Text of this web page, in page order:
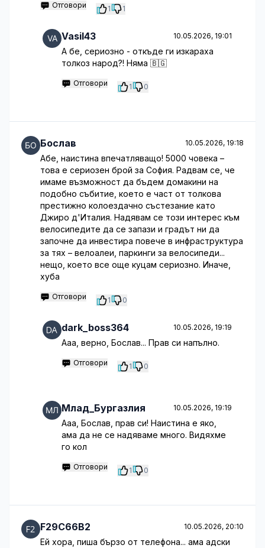
Отговори 1 1
Vasil43 10.05.2026, 19:01
А бе, сериозно - откъде ги изкараха
толкоз народ?! Няма 🇧🇬
Отговори 1 0
Бослав 10.05.2026, 19:18
Абе, наистина впечатляващо! 5000 човека –
това е сериозен брой за София. Радвам се, че
имаме възможност да бъдем домакини на
подобно събитие, което е част от толкова
престижно колоездачно състезание като
Джиро д'Италия. Надявам се този интерес към
велосипедите да се запази и градът ни да
започне да инвестира повече в инфраструктура
за тях – велоалеи, паркинги за велосипеди...
нещо, което все още куцам сериозно. Иначе,
хуба
Отговори 1 0
dark_boss364 10.05.2026, 19:19
Ааа, верно, Бослав... Прав си напълно.
Отговори 1 0
Млад_Бургазлия 10.05.2026, 19:19
Ааа, Бослав, прав си! Наистина е яко,
ама да не се надяваме много. Видяхме
го кол
Отговори 1 0
F29C66B2 10.05.2026, 20:10
Ей хора, пиша бързо от телефона... ама адски